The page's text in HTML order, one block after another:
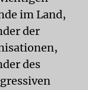
im Land,
der
des